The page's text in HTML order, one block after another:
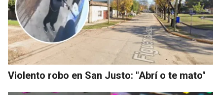
Violento robo en San Justo: "Abrí o te mato"